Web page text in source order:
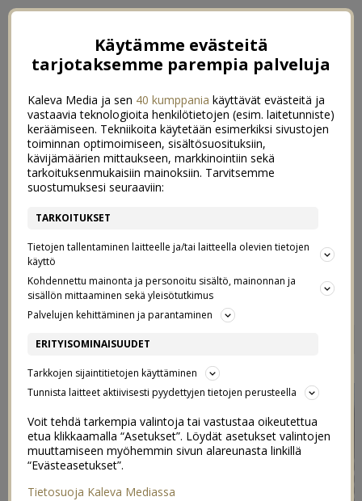
KOLMAS HÄÄPÄIVÄ
Käytämme evästeitä
tarjotaksemme parempia palveluja
Kaleva Media ja sen 40 kumppania käyttävät evästeitä ja
vastaavia teknologioita henkilötietojen (esim. laitetunniste)
keräämiseen. Tekniikoita käytetään esimerkiksi sivustojen
toiminnan optimoimiseen, sisältösuosituksiin,
kävijämäärien mittaukseen, markkinointiin sekä
tarkoituksenmukaisiin mainoksiin. Tarvitsemme
suostumuksesi seuraaviin:
TARKOITUKSET
Tietojen tallentaminen laitteelle ja/tai laitteella olevien tietojen
käyttö
Kohdennettu mainonta ja personoitu sisältö, mainonnan ja
sisällön mittaaminen sekä yleisötutkimus
Palvelujen kehittäminen ja parantaminen
ERITYISOMINAISUUDET
Tarkkojen sijaintitietojen käyttäminen
Tunnista laitteet aktiivisesti pyydettyjen tietojen perusteella
Voit tehdä tarkempia valintoja tai vastustaa oikeutettua
etua klikkaamalla “Asetukset”. Löydät asetukset valintojen
muuttamiseen myöhemmin sivun alareunasta linkillä
“Evästeasetukset”.
Tietosuoja Kaleva Mediassa